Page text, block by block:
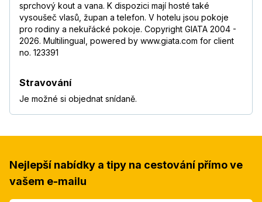
sprchový kout a vana. K dispozici mají hosté také
vysoušeč vlasů, župan a telefon. V hotelu jsou pokoje
pro rodiny a nekuřácké pokoje. Copyright GIATA 2004 -
2026. Multilingual, powered by www.giata.com for client
no. 123391
Stravování
Je možné si objednat snídaně.
Nejlepší nabídky a tipy na cestování přímo ve
vašem e-mailu